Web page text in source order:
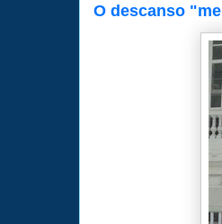
O descanso